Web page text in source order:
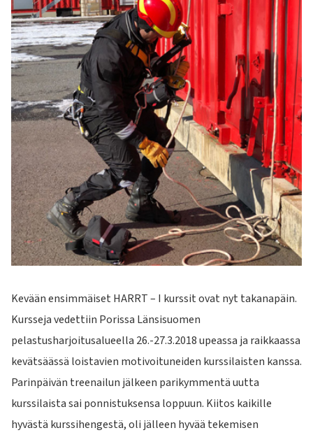
Kevään ensimmäiset HARRT – I kurssit ovat nyt takanapäin.
Kursseja vedettiin Porissa Länsisuomen
pelastusharjoitusalueella 26.-27.3.2018 upeassa ja raikkaassa
kevätsäässä loistavien motivoituneiden kurssilaisten kanssa.
Parinpäivän treenailun jälkeen parikymmentä uutta
kurssilaista sai ponnistuksensa loppuun. Kiitos kaikille
hyvästä kurssihengestä, oli jälleen hyvää tekemisen